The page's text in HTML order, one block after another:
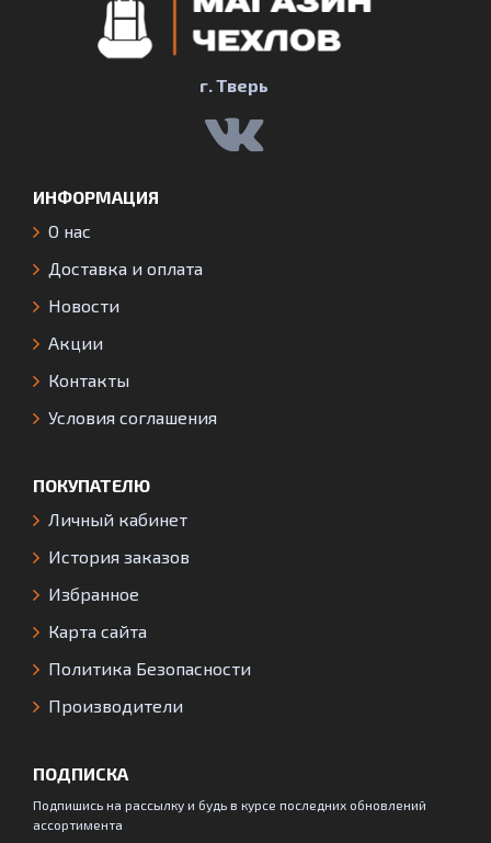
г. Тверь
ИНФОРМАЦИЯ
О нас
Доставка и оплата
Новости
Акции
Контакты
Условия соглашения
ПОКУПАТЕЛЮ
Личный кабинет
История заказов
Избранное
Карта сайта
Политика Безопасности
Производители
ПОДПИСКА
Подпишись на рассылку и будь в курсе последних обновлений
ассортимента